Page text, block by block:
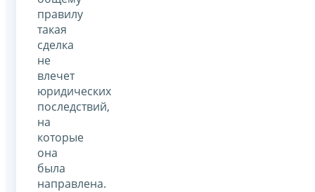
правилу
такая
сделка
не
влечет
юридических
последствий,
на
которые
она
была
направлена.